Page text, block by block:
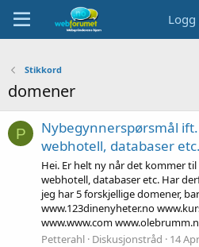
Logg
Stikkord
domener
P
Nybegynnerspørsmål
webhotell, databaser etc.
Hei. Er helt ny når det kommer
webhotell, databaser etc. Har
jeg har 5 forskjellige domener,
www.123dinenyheter.no
www.www.com
Petterahl Diskusjonstråd 14